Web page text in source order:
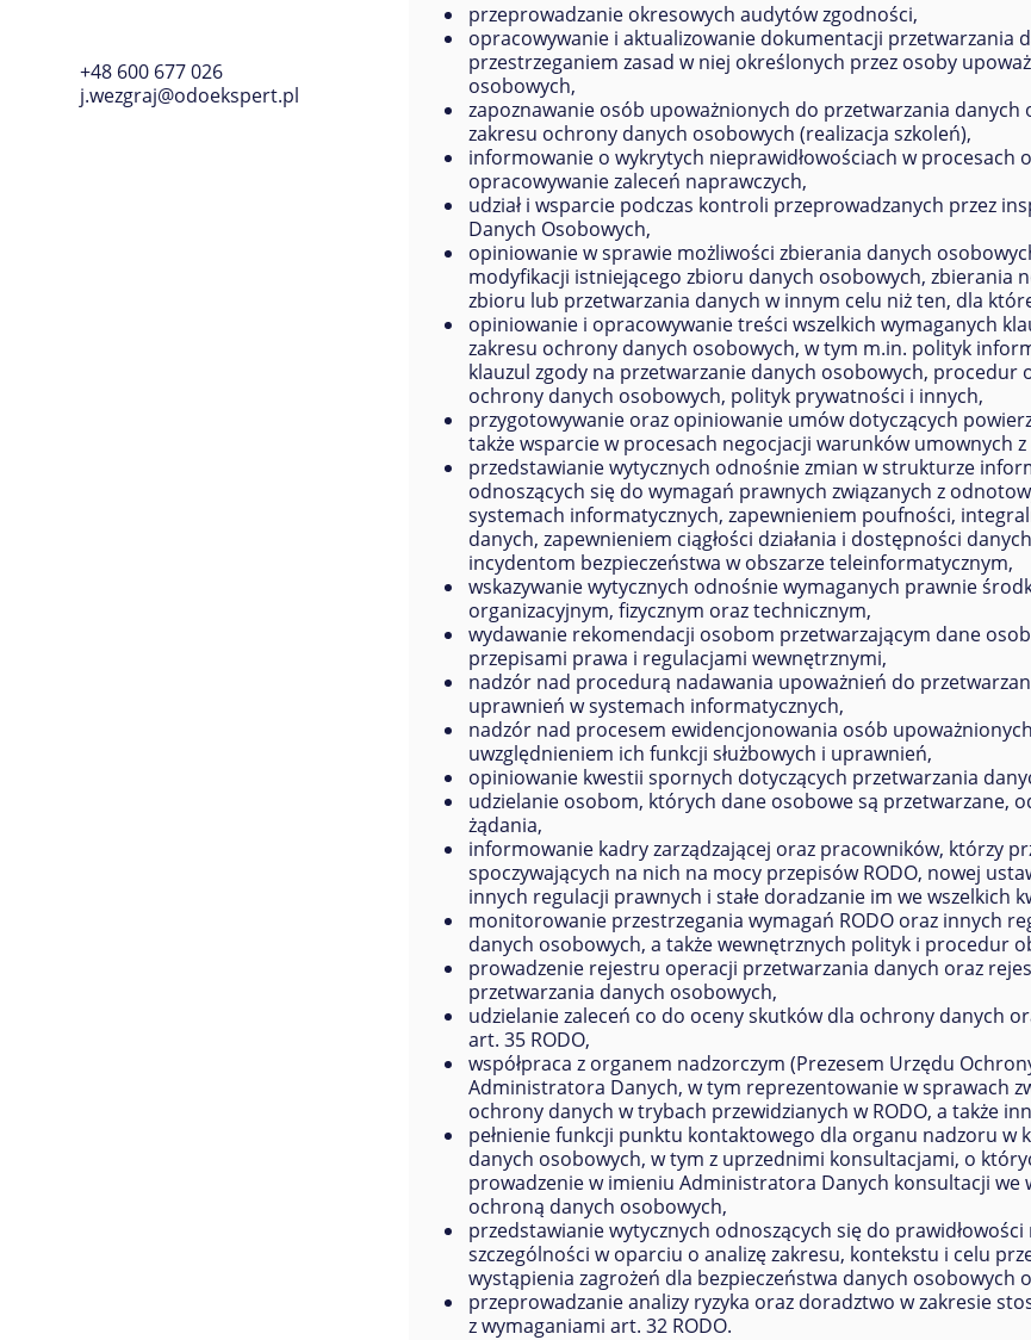
Przepisy z komentarzem
+48 600 677 026
j.wezgraj@odoekspert.pl
przeprowadzanie okresowych audytów zgodności,
opracowywanie i aktualizowanie dokumentacji przetwarzania
przestrzeganiem zasad w niej określonych przez osoby
osobowych,
zapoznawanie osób upoważnionych do przetwarzania
zakresu ochrony danych osobowych (realizacja szkoleń),
informowanie o wykrytych nieprawidłowościach w procesach
opracowywanie zaleceń naprawczych,
udział i wsparcie podczas kontroli przeprowadzanych przez
Danych Osobowych,
opiniowanie w sprawie możliwości zbierania danych
modyfikacji istniejącego zbioru danych osobowych, zbierania
zbioru lub przetwarzania danych w innym celu niż ten, dla
opiniowanie i opracowywanie treści wszelkich wymaganych
zakresu ochrony danych osobowych, w tym m.in. polityk
klauzul zgody na przetwarzanie danych osobowych, procedur
ochrony danych osobowych, polityk prywatności i innych,
przygotowywanie oraz opiniowanie umów dotyczących
także wsparcie w procesach negocjacji warunków umownych
przedstawianie wytycznych odnośnie zmian w strukturze
odnoszących się do wymagań prawnych związanych z
systemach informatycznych, zapewnieniem poufności,
danych, zapewnieniem ciągłości działania i dostępności
incydentom bezpieczeństwa w obszarze teleinformatycznym,
wskazywanie wytycznych odnośnie wymaganych prawnie
organizacyjnym, fizycznym oraz technicznym,
wydawanie rekomendacji osobom przetwarzającym dane
przepisami prawa i regulacjami wewnętrznymi,
nadzór nad procedurą nadawania upoważnień do
uprawnień w systemach informatycznych,
nadzór nad procesem ewidencjonowania osób
uwzględnieniem ich funkcji służbowych i uprawnień,
opiniowanie kwestii spornych dotyczących przetwarzania
udzielanie osobom, których dane osobowe są przetwarzane,
żądania,
informowanie kadry zarządzającej oraz pracowników, którzy
spoczywających na nich na mocy przepisów RODO, nowej
innych regulacji prawnych i stałe doradzanie im we wszelkich
monitorowanie przestrzegania wymagań RODO oraz innych
danych osobowych, a także wewnętrznych polityk i procedur
prowadzenie rejestru operacji przetwarzania danych oraz
przetwarzania danych osobowych,
udzielanie zaleceń co do oceny skutków dla ochrony danych
art. 35 RODO,
współpraca z organem nadzorczym (Prezesem Urzędu
Administratora Danych, w tym reprezentowanie w sprawach
ochrony danych w trybach przewidzianych w RODO, a także
pełnienie funkcji punktu kontaktowego dla organu nadzoru w
danych osobowych, w tym z uprzednimi konsultacjami, o
prowadzenie w imieniu Administratora Danych konsultacji we
ochroną danych osobowych,
przedstawianie wytycznych odnoszących się do
szczególności w oparciu o analizę zakresu, kontekstu i celu
wystąpienia zagrożeń dla bezpieczeństwa danych
przeprowadzanie analizy ryzyka oraz doradztwo w zakresie
z wymaganiami art. 32 RODO.